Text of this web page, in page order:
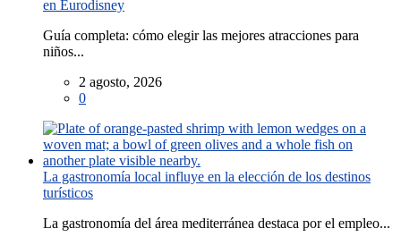
en Eurodisney
Guía completa: cómo elegir las mejores atracciones para
niños...
2 agosto, 2026
0
La gastronomía local influye en la elección de los destinos
turísticos
La gastronomía del área mediterránea destaca por el empleo...